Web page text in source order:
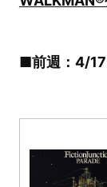
■前週：4/